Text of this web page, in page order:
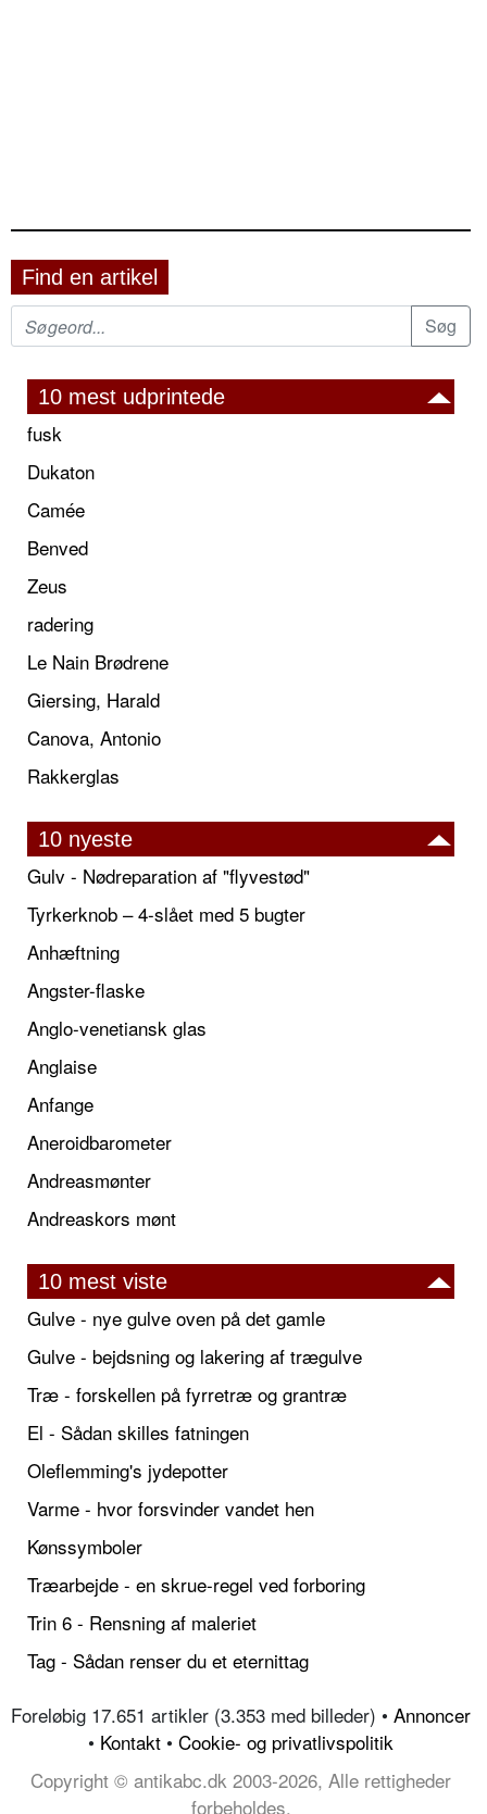
Find en artikel
10 mest udprintede
fusk
Dukaton
Camée
Benved
Zeus
radering
Le Nain Brødrene
Giersing, Harald
Canova, Antonio
Rakkerglas
10 nyeste
Gulv - Nødreparation af "flyvestød"
Tyrkerknob – 4-slået med 5 bugter
Anhæftning
Angster-flaske
Anglo-venetiansk glas
Anglaise
Anfange
Aneroidbarometer
Andreasmønter
Andreaskors mønt
10 mest viste
Gulve - nye gulve oven på det gamle
Gulve - bejdsning og lakering af trægulve
Træ - forskellen på fyrretræ og grantræ
El - Sådan skilles fatningen
Oleflemming's jydepotter
Varme - hvor forsvinder vandet hen
Kønssymboler
Træarbejde - en skrue-regel ved forboring
Trin 6 - Rensning af maleriet
Tag - Sådan renser du et eternittag
Foreløbig 17.651 artikler (3.353 med billeder) • Annoncer
• Kontakt • Cookie- og privatlivspolitik
Copyright © antikabc.dk 2003-2026, Alle rettigheder
forbeholdes.